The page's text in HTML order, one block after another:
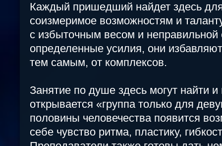
Каждый пришедший найдет здесь
соизмеримое возможностям и
с избыточным весом и неправильной
определенные усилия, они
тем самым, от комплексов.
Занятие по душе здесь могут найти
открывается «группа только для
половины человечества появится
себе чувство ритма, пластику,